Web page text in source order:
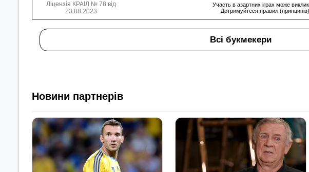
Ліцензія КРАІЛ № 78 від
23.08.2023
Участь в азартних іграх може
Дотримуйтеся правил (принципів)
Всі букмекери